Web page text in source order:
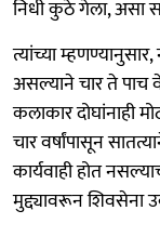
निधी कुठे गेला, असा
त्यांच्या
असल्याने चार ते पाच
कलाकार दोघांनाही
चार वर्षांपासून
कार्यवाही होत
मुद्द्यावरून